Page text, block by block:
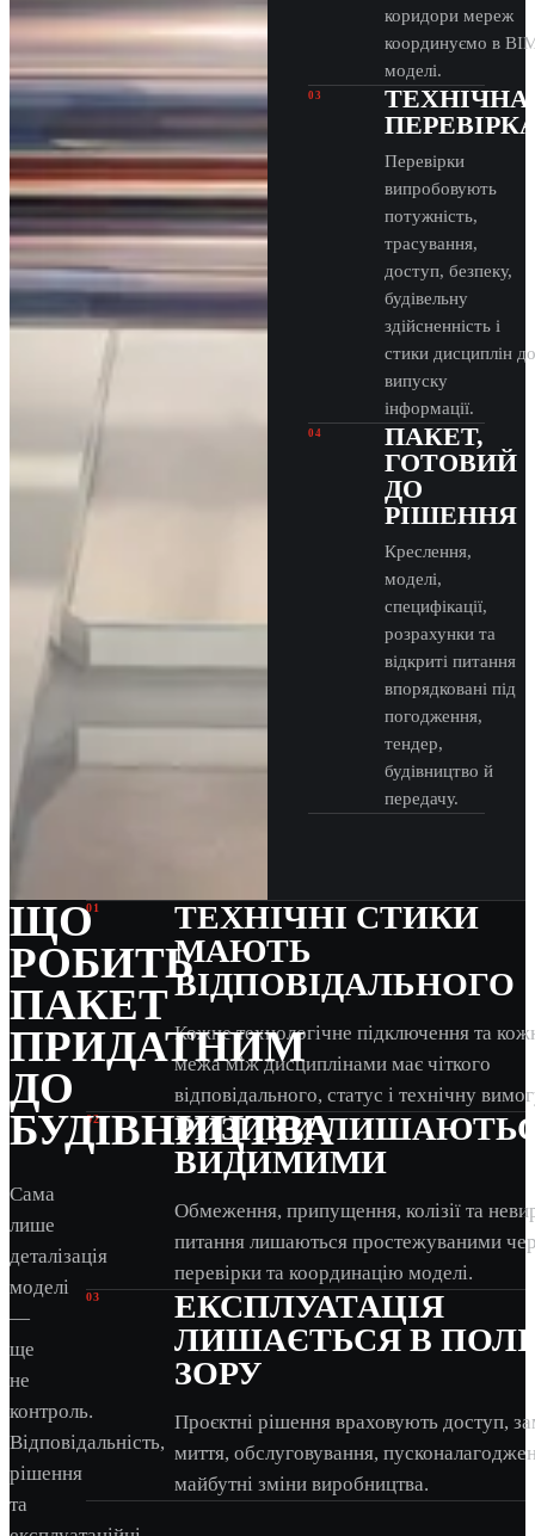
коридори мереж
координуємо в
моделі.
03
ТЕХНІЧНА
Перевірки
випробовують
потужність,
трасування,
доступ, безпеку,
будівельну
здійсненність і
стики дисциплін до
випуску
інформації.
04
ПАКЕТ,
ГОТОВИЙ
ДО
РІШЕННЯ
Креслення,
моделі,
специфікації,
розрахунки та
відкриті питання
впорядковані під
погодження,
тендер,
будівництво й
передачу.
ЩО
РОБИТЬ
ПАКЕТ
ПРИДАТНИМ
ДО
БУДІВНИЦТВА
Сама
лише
деталізація
моделі
—
ще
не
контроль.
Відповідальність,
рішення
та
01
ТЕХНІЧНІ СТИКИ
МАЮТЬ
ВІДПОВІДАЛЬНОГО
Кожне технологічне підключення та
межа між дисциплінами має чіткого
відповідального, статус і технічну
02
РИЗИКИ
ВИДИМИМИ
Обмеження, припущення, колізії та
питання лишаються простежуваними
перевірки та координацію моделі.
03
ЕКСПЛУАТАЦІЯ
ЛИШАЄТЬСЯ В ПОЛІ
ЗОРУ
Проєктні рішення враховують доступ,
миття, обслуговування,
майбутні зміни виробництва.